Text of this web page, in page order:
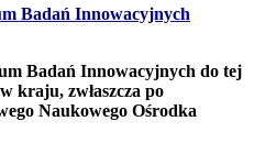
Badań Innowacyjnych
Badań Innowacyjnych do tej
kraju, zwłaszcza po
Naukowego Ośrodka